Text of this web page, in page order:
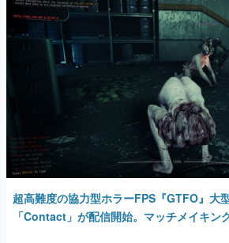
超高難度の協力型ホラーFPS『GTFO』大
「Contact」が配信開始。マッチメイキン